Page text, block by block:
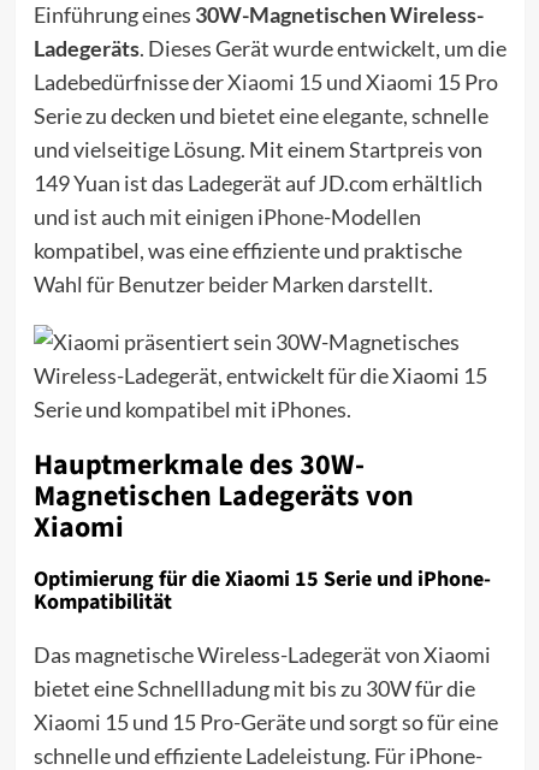
Einführung eines 30W-Magnetischen Wireless-
Ladegeräts. Dieses Gerät wurde entwickelt, um die
Ladebedürfnisse derXiaomi 15und Xiaomi 15 Pro
Serie zu decken und bietet eine elegante, schnelle
und vielseitige Lösung. Mit einem Startpreis von
149 Yuan ist das Ladegerät auf JD.com erhältlich
und ist auch mit einigen iPhone-Modellen
kompatibel, was eine effiziente und praktische
Wahl für Benutzer beider Marken darstellt.
Hauptmerkmale des 30W-
Magnetischen Ladegeräts von
Xiaomi
Optimierung für die Xiaomi 15 Serie und iPhone-
Kompatibilität
Das magnetische Wireless-Ladegerät von Xiaomi
bietet eine Schnellladung mit bis zu 30W für die
Xiaomi 15 und 15 Pro-Geräte und sorgt so für eine
schnelle und effiziente Ladeleistung. Für iPhone-